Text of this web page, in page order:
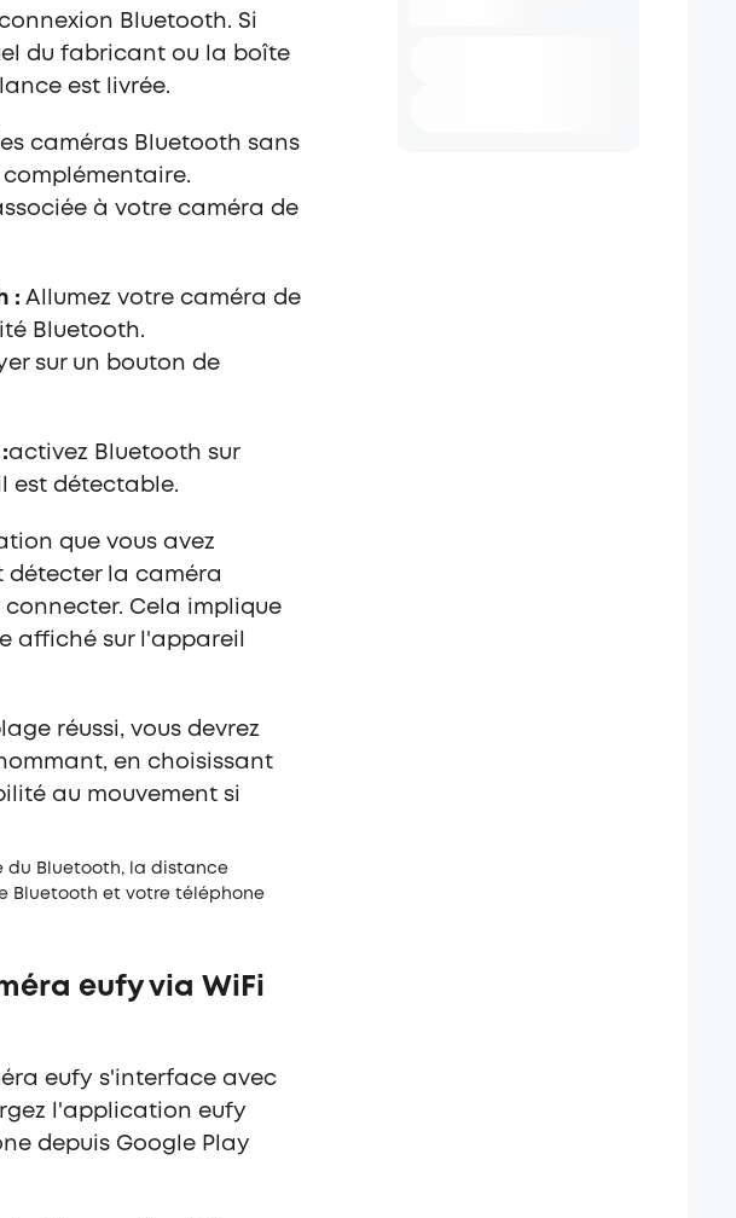
Bluetooth. Si
du fabricant ou la boîte
est livrée.
caméras Bluetooth sans
à votre caméra de
: Allumez votre caméra de
Bluetooth.
sur un bouton de
activez Bluetooth sur
est détectable.
que vous avez
détecter la caméra
Cela implique
affiché sur l'appareil
réussi, vous devrez
en choisissant
au mouvement si
du Bluetooth, la distance
Bluetooth et votre téléphone
eufy via WiFi
eufy s'interface avec
l'application eufy
depuis Google Play